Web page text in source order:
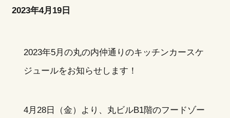
2023年4月19日
2023年5月の丸の内仲通りのキッチンカースケ
ジュールをお知らせします！
4月28日（金）より、丸ビルB1階のフードゾー